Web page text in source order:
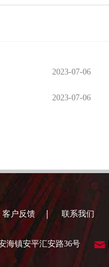
2023-07-06
2023-07-06
客户反馈 联系我们
海镇安平汇安路36号